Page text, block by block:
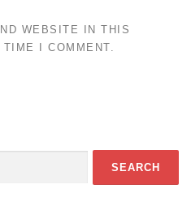
WEBSITE IN THIS
I COMMENT.